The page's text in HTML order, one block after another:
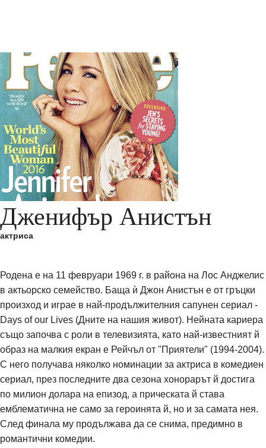
Дженифър Анистън
актриса
Родена е на 11 февруари 1969 г. в района на Лос Анджелис
в актьорско семейство. Баща ѝ Джон Анистън е от гръцки
произход и играе в най-продължителния сапунен сериал -
Days of our Lives (Дните на нашия живот). Нейната кариера
също започва с роли в телевизията, като най-известният й
образ на малкия екран е Рейчъл от "Приятели" (1994-2004).
С него получава няколко номинации за актриса в комедиен
сериал, през последните два сезона хонорарът й достига
по милион долара на епизод, а прическата й става
емблематична не само за героинята й, но и за самата нея.
След финала му продължава да се снима, предимно в
романтични комедии.